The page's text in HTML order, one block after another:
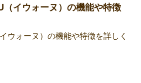
（イウォーヌ）の機能や特徴
ウォーヌ）の機能や特徴を詳しく